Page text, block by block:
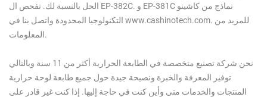
الحل بالنسبة لك. تفحص ال EP-382C. و EP-381C نماذج من كاشينو
التكنولوجيا المحدودة واتصل بنا في www.cashinotech.com.
المعلومات.
نحن شركة تصنيع متخصصة في الطابعة الحرارية أكثر من 11 سنة
وبالتالي
توفير المعرفة والخبرة ونصيحة جيدة حول جميع طابعة لوحة حرارية
المنتجات والخدمات متى وأين كنت في حاجة إليها. إذا كنت غير قادر على